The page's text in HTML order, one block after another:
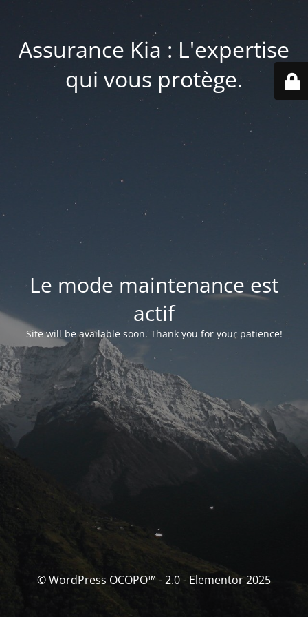
Assurance Kia : L'expertise
qui vous protège.
Le mode maintenance est
actif
Site will be available soon. Thank you for your patience!
© WordPress OCOPO™ - 2.0 - Elementor 2025